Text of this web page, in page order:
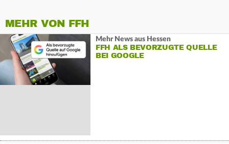
MEHR VON FFH
Mehr News aus Hessen
FFH ALS BEVORZUGTE QUELLE
BEI GOOGLE